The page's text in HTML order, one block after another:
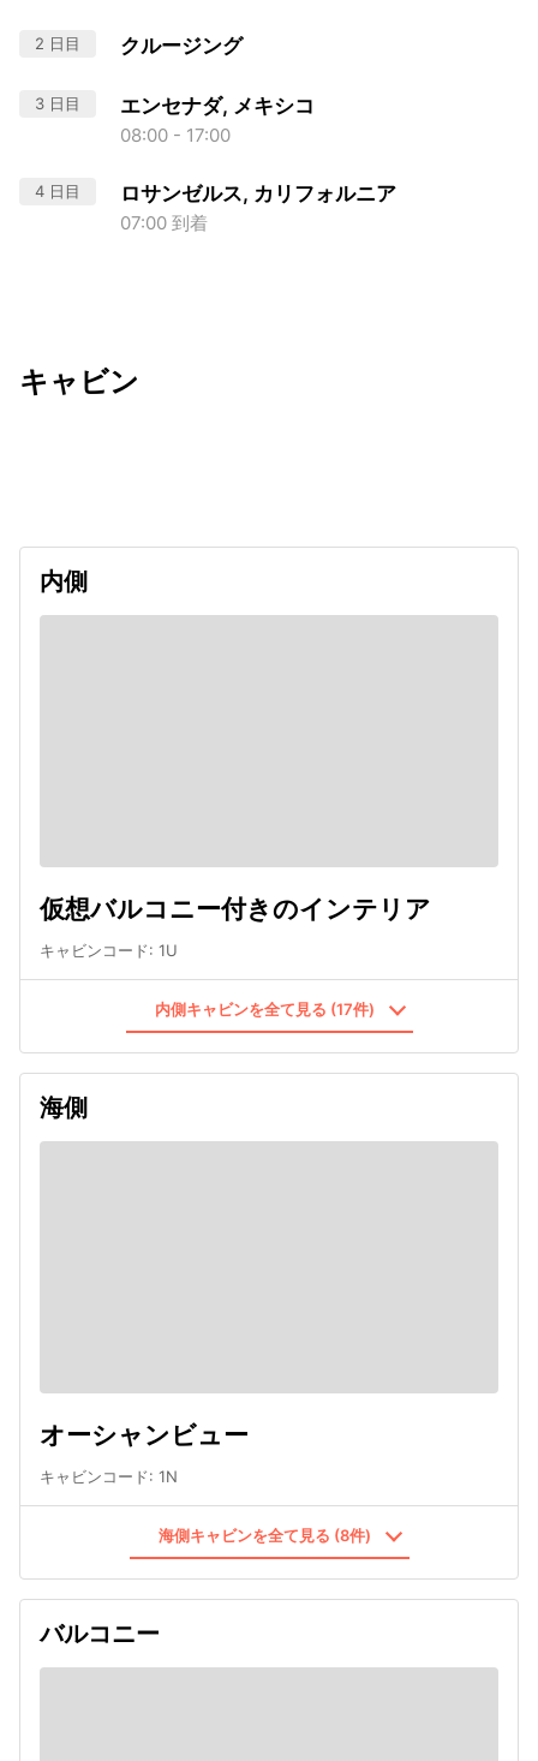
2 日目 クルージング
3 日目 エンセナダ, メキシコ
08:00 - 17:00
4 日目 ロサンゼルス, カリフォルニア
07:00 到着
キャビン
内側
仮想バルコニー付きのインテリア
キャビンコード: 1U
内側キャビンを全て見る (17件)
海側
オーシャンビュー
キャビンコード: 1N
海側キャビンを全て見る (8件)
バルコニー